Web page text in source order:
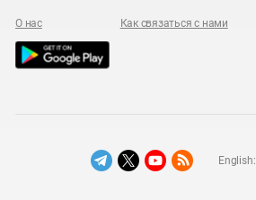
О нас Как связаться с нами
English: